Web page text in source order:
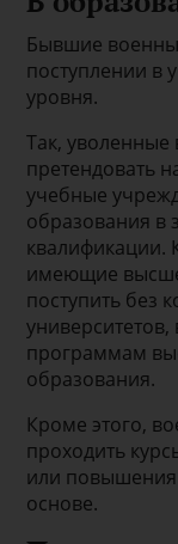
Бывшие
поступлении в
уровня.
Так,
претендовать
учебные
образования в
имеющие
поступить без
программам
образования.
Кроме этого,
проходить
или повышения
основе.